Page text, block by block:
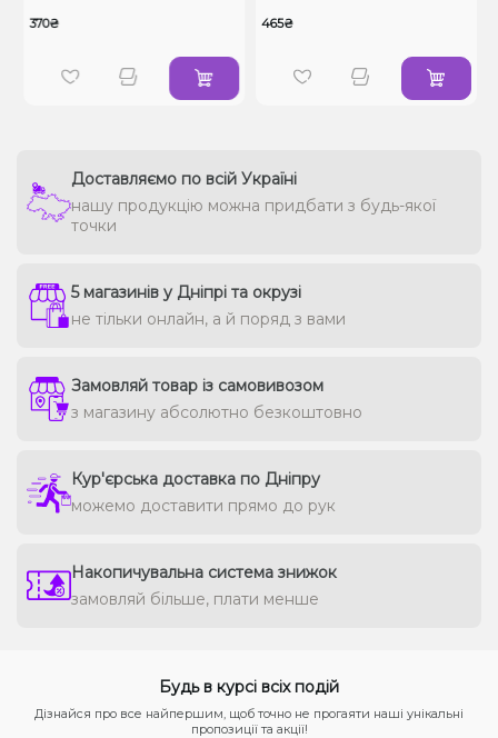
370₴ 465₴
Доставляємо по всій Україні
нашу продукцію можна придбати з будь-якої
точки
5 магазинів у Дніпрі та окрузі
не тільки онлайн, а й поряд з вами
Замовляй товар із самовивозом
з магазину абсолютно безкоштовно
Кур'єрська доставка по Дніпру
можемо доставити прямо до рук
Накопичувальна система знижок
замовляй більше, плати менше
Будь в курсі всіх подій
Дізнайся про все найпершим, щоб точно не прогаяти наші унікальні
пропозиції та акції!